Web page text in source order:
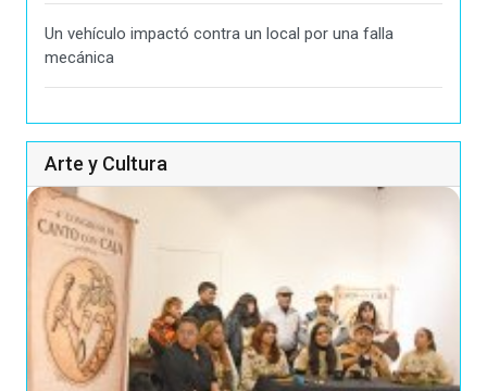
Un vehículo impactó contra un local por una falla
mecánica
Arte y Cultura